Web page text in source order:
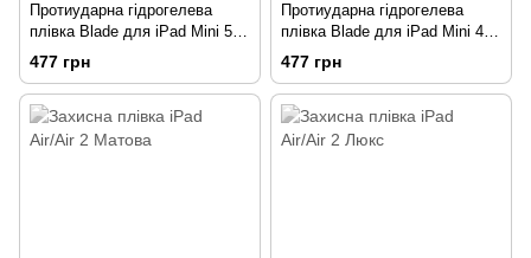
Протиударна гідрогелева
плівка Blade для iPad Mini 5
Transparent
477 грн
Протиударна гідрогелева
плівка Blade для iPad Mini 4
Transparent
477 грн